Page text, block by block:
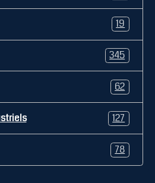
19
345
62
127
78